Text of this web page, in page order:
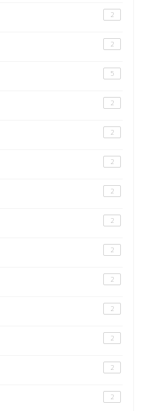
2
2
5
2
2
2
2
2
2
2
2
2
2
2